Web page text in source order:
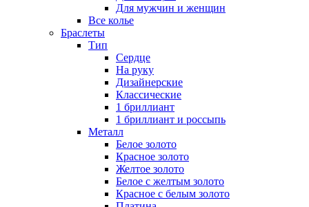
Для мужчин и женщин
Все колье
Браслеты
Тип
Сердце
На руку
Дизайнерские
Классические
1 бриллиант
1 бриллиант и россыпь
Металл
Белое золото
Красное золото
Желтое золото
Белое с желтым золото
Красное с белым золото